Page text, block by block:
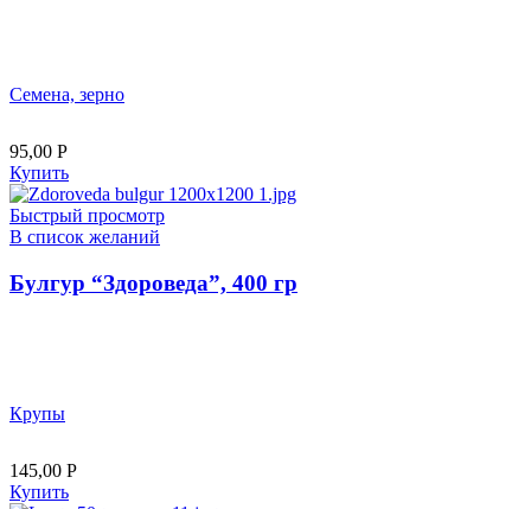
Семена, зерно
95,00 Р
Купить
Быстрый просмотр
В список желаний
Булгур “Здороведа”, 400 гр
Крупы
145,00 Р
Купить